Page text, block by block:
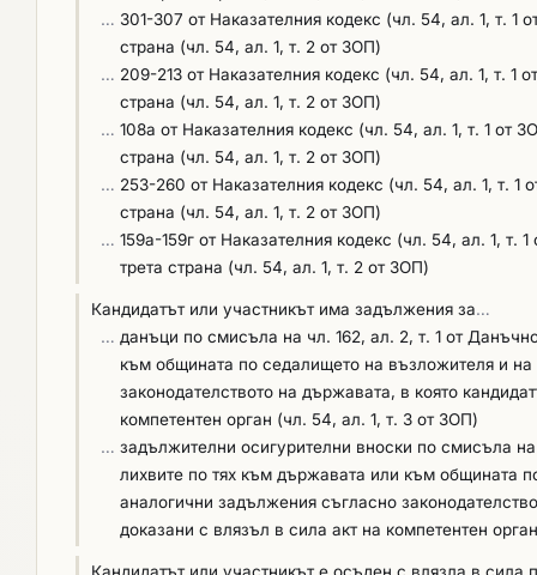
поддръжка на предлаганото медицинско оборудване. Минимални изисквания : Участникът следва да осигури минимум един
сервизен специалист, преминал курс на обучение
упълномощен представител, за сервиз и поддръжка
това обстоятелство участниците следва да
ангажирани с изпълнението на поръчката, в Част
информация: Име и фамилия на лицето/лицата;
на документа, предмет на курса/обучението; както
трябва да прилагат система за управление на
или сходен с предмета на поръчката. Под „обхват, сходен с предмета на поръчката“ да се разбира търговия с медицински
изделия. Минимални изисквания : Участниците трябва да притежават сертификат по БДС EN ISO 9001:2015 или еквивалентен, с
подаване на офертата. Деклариране: За
с посочванe на валиден сертификат за въведена
предмета на поръчката, издаден на участника от
на името на участника в Част IV: Критерии за
… 301-307 от Наказателния кодекс (чл. 54, ал. 1, т.
страна (чл. 54, ал. 1, т. 2 от ЗОП)
… 209-213 от Наказателния кодекс (чл. 54, ал. 1, т.
страна (чл. 54, ал. 1, т. 2 от ЗОП)
… 108а от Наказателния кодекс (чл. 54, ал. 1, т. 1 от
страна (чл. 54, ал. 1, т. 2 от ЗОП)
… 253-260 от Наказателния кодекс (чл. 54, ал. 1, т.
страна (чл. 54, ал. 1, т. 2 от ЗОП)
… 159а-159г от Наказателния кодекс (чл. 54, ал. 1,
трета страна (чл. 54, ал. 1, т. 2 от ЗОП)
Кандидатът или участникът има задължения за…
… данъци по смисъла на чл. 162, ал. 2, т. 1 от
към общината по седалището на възложителя и
законодателството на държавата, в която
компетентен орган (чл. 54, ал. 1, т. 3 от ЗОП)
… задължителни осигурителни вноски по смисъла
лихвите по тях към държавата или към общината
аналогични задължения съгласно
доказани с влязъл в сила акт на компетентен